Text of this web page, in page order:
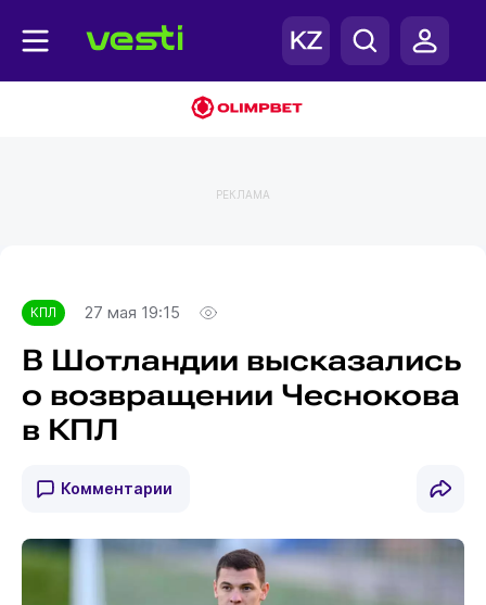
РЕКЛАМА
КПЛ 27 мая 19:15
В Шотландии высказались
о возвращении Чеснокова
в КПЛ
Комментарии